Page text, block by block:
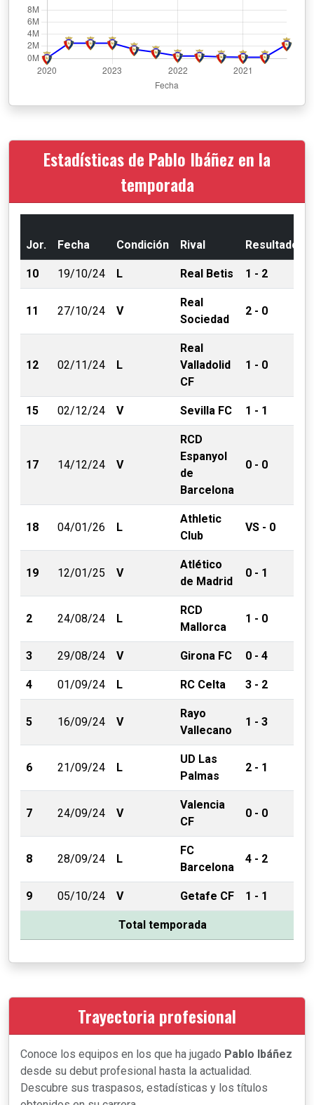
Estadísticas de Pablo Ibáñez en la
temporada
Jor. Fecha Condición Rival Resultado
10 19/10/24 L Real Betis 1 - 2
11 27/10/24 V
Real
Sociedad
2 - 0
12 02/11/24 L
Real
Valladolid
CF
1 - 0
15 02/12/24 V Sevilla FC 1 - 1
17 14/12/24 V
RCD
Espanyol
de
Barcelona
0 - 0
18 04/01/26 L
Athletic
Club
VS - 0
19 12/01/25 V
Atlético
de Madrid
0 - 1
2 24/08/24 L
RCD
Mallorca
1 - 0
3 29/08/24 V Girona FC 0 - 4
4 01/09/24 L RC Celta 3 - 2
5 16/09/24 V
Rayo
Vallecano
1 - 3
6 21/09/24 L
UD Las
Palmas
2 - 1
7 24/09/24 V
Valencia
CF
0 - 0
8 28/09/24 L
FC
Barcelona
4 - 2
9 05/10/24 V Getafe CF 1 - 1
Total temporada
Trayectoria profesional
Conoce los equipos en los que ha jugado Pablo Ibáñez
desde su debut profesional hasta la actualidad.
Descubre sus traspasos, estadísticas y los títulos